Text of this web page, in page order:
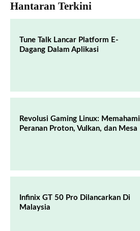
Hantaran Terkini
Tune Talk Lancar Platform E-
Dagang Dalam Aplikasi
Revolusi Gaming Linux: Memahami
Peranan Proton, Vulkan, dan Mesa
Infinix GT 50 Pro Dilancarkan Di
Malaysia